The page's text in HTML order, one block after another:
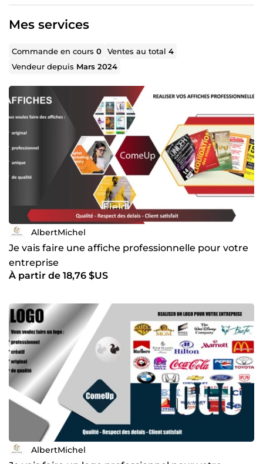
Mes services
Commande en cours0 Ventes au total4
Vendeur depuis Mars 2024
AlbertMichel
Je vais faire une affiche professionnelle pour votre
entreprise
À partir de 18,76 $US
AlbertMichel